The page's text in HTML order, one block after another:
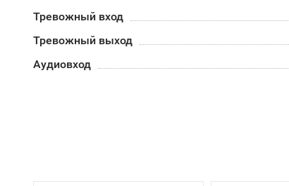
Тревожный вход
Тревожный выход
Аудиовход